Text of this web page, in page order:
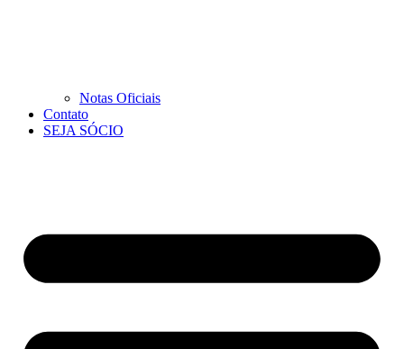
Notas Oficiais
Contato
SEJA SÓCIO